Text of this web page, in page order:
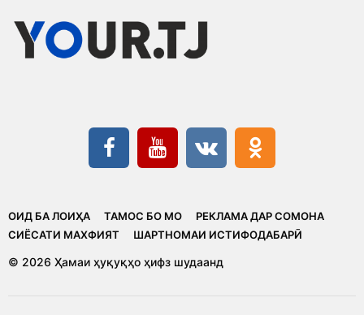
ОИД БА ЛОИҲА ТАМОС БО МО
РЕКЛАМА ДАР СОМОНА
CИЁСАТИ МАХФИЯТ
ШАРТНОМАИ ИСТИФОДАБАРӢ
© 2026 Ҳамаи ҳуқуқҳо ҳифз шудаанд